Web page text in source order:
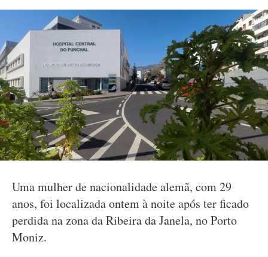
Uma mulher de nacionalidade alemã, com 29
anos, foi localizada ontem à noite após ter ficado
perdida na zona da Ribeira da Janela, no Porto
Moniz.